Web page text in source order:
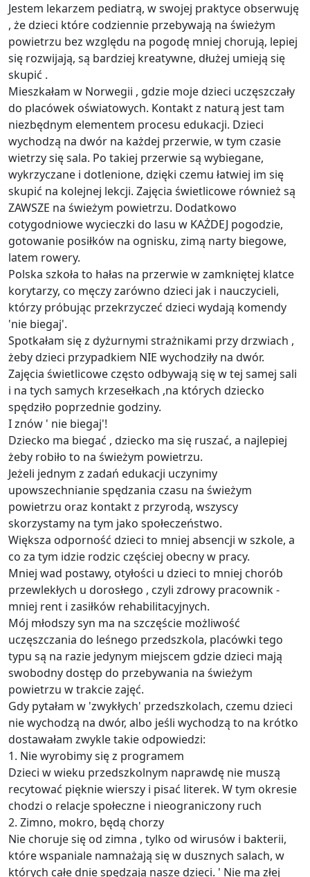
Jestem lekarzem pediatrą, w swojej praktyce obserwuję
, że dzieci które codziennie przebywają na świeżym
powietrzu bez względu na pogodę mniej chorują, lepiej
się rozwijają, są bardziej kreatywne, dłużej umieją się
skupić .
Mieszkałam w Norwegii , gdzie moje dzieci uczęszczały
do placówek oświatowych. Kontakt z naturą jest tam
niezbędnym elementem procesu edukacji. Dzieci
wychodzą na dwór na każdej przerwie, w tym czasie
wietrzy się sala. Po takiej przerwie są wybiegane,
wykrzyczane i dotlenione, dzięki czemu łatwiej im się
skupić na kolejnej lekcji. Zajęcia świetlicowe również są
ZAWSZE na świeżym powietrzu. Dodatkowo
cotygodniowe wycieczki do lasu w KAŻDEJ pogodzie,
gotowanie posiłków na ognisku, zimą narty biegowe,
latem rowery.
Polska szkoła to hałas na przerwie w zamkniętej klatce
korytarzy, co męczy zarówno dzieci jak i nauczycieli,
którzy próbując przekrzyczeć dzieci wydają komendy
'nie biegaj'.
Spotkałam się z dyżurnymi strażnikami przy drzwiach ,
żeby dzieci przypadkiem NIE wychodziły na dwór.
Zajęcia świetlicowe często odbywają się w tej samej sali
i na tych samych krzesełkach ,na których dziecko
spędziło poprzednie godziny.
I znów ' nie biegaj'!
Dziecko ma biegać , dziecko ma się ruszać, a najlepiej
żeby robiło to na świeżym powietrzu.
Jeżeli jednym z zadań edukacji uczynimy
upowszechnianie spędzania czasu na świeżym
powietrzu oraz kontakt z przyrodą, wszyscy
skorzystamy na tym jako społeczeństwo.
Większa odporność dzieci to mniej absencji w szkole, a
co za tym idzie rodzic częściej obecny w pracy.
Mniej wad postawy, otyłości u dzieci to mniej chorób
przewlekłych u dorosłego , czyli zdrowy pracownik -
mniej rent i zasiłków rehabilitacyjnych.
Mój młodszy syn ma na szczęście możliwość
uczęszczania do leśnego przedszkola, placówki tego
typu są na razie jedynym miejscem gdzie dzieci mają
swobodny dostęp do przebywania na świeżym
powietrzu w trakcie zajęć.
Gdy pytałam w 'zwykłych' przedszkolach, czemu dzieci
nie wychodzą na dwór, albo jeśli wychodzą to na krótko
dostawałam zwykle takie odpowiedzi:
1. Nie wyrobimy się z programem
Dzieci w wieku przedszkolnym naprawdę nie muszą
recytować pięknie wierszy i pisać literek. W tym okresie
chodzi o relacje społeczne i nieograniczony ruch
2. Zimno, mokro, będą chorzy
Nie choruje się od zimna , tylko od wirusów i bakterii,
które wspaniale namnażają się w dusznych salach, w
których całe dnie spędzają nasze dzieci. ' Nie ma złej